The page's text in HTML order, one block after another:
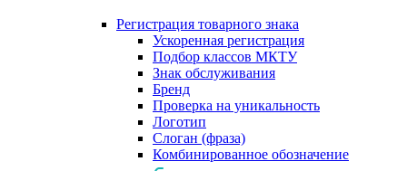
Регистрация товарного знака
Ускоренная регистрация
Подбор классов МКТУ
Знак обслуживания
Бренд
Проверка на уникальность
Логотип
Слоган (фраза)
Комбинированное обозначение